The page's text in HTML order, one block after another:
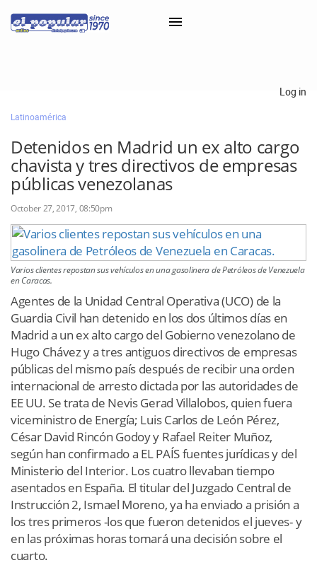
Classifieds
Categorías
Iniciar sesión con Clascal
Log in
Latinoamérica
Detenidos en Madrid un ex alto cargo
chavista y tres directivos de empresas
públicas venezolanas
October 27, 2017, 08:50pm
Varios clientes repostan sus vehículos en una gasolinera de Petróleos de Venezuela
en Caracas.
Agentes de la Unidad Central Operativa (UCO) de la
Guardia Civil han detenido en los dos últimos días en
Madrid a un ex alto cargo del Gobierno venezolano de
Hugo Chávez y a tres antiguos directivos de empresas
públicas del mismo país después de recibir una orden
internacional de arresto dictada por las autoridades de
EE UU. Se trata de Nevis Gerad Villalobos, quien fuera
viceministro de Energía; Luis Carlos de León Pérez,
César David Rincón Godoy y Rafael Reiter Muñoz,
según han confirmado a EL PAÍS fuentes jurídicas y del
Ministerio del Interior. Los cuatro llevaban tiempo
asentados en España. El titular del Juzgado Central de
Instrucción 2, Ismael Moreno, ya ha enviado a prisión a
los tres primeros -los que fueron detenidos el jueves- y
en las próximas horas tomará una decisión sobre el
cuarto.